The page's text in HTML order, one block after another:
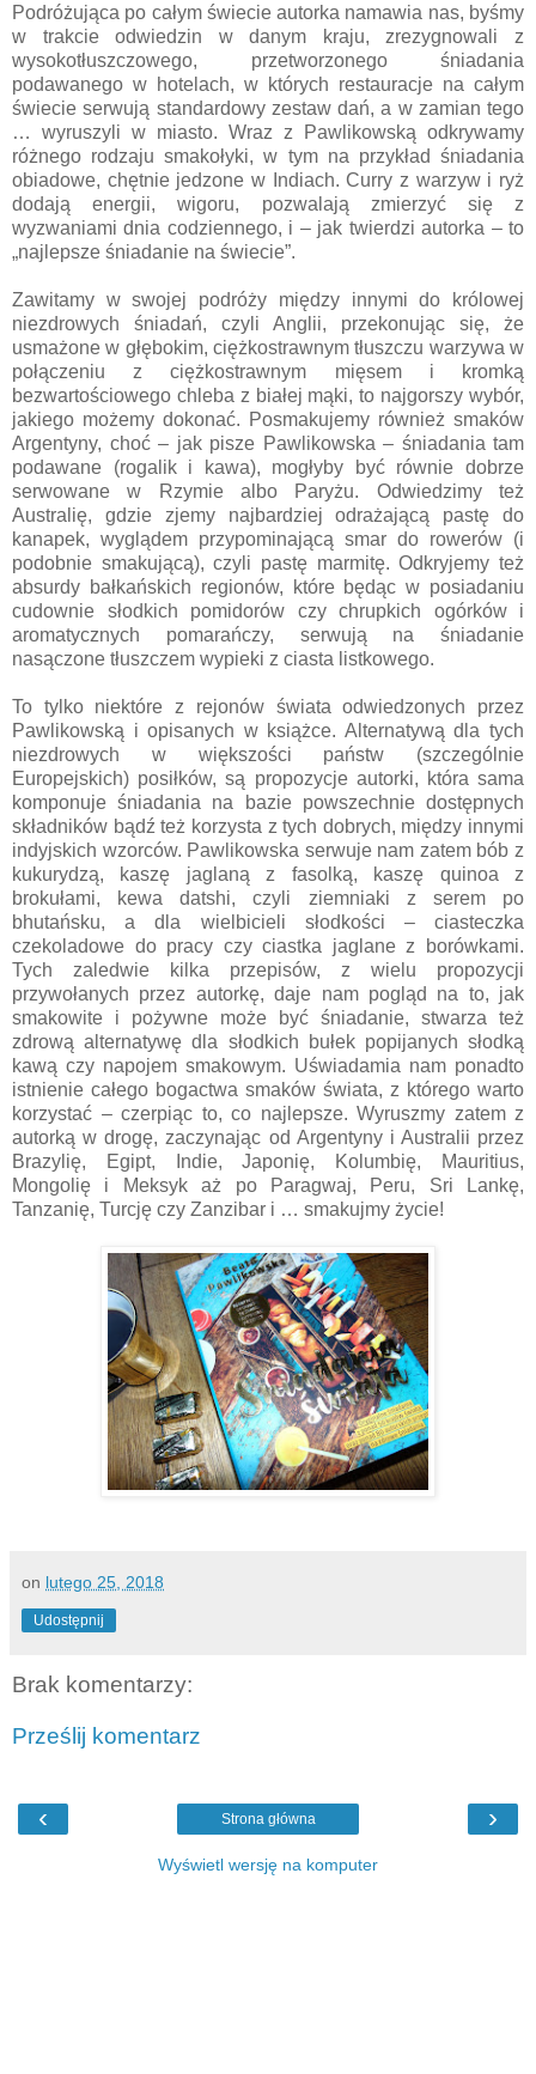
Podróżująca po całym świecie autorka namawia nas, byśmy
w trakcie odwiedzin w danym kraju, zrezygnowali z
wysokotłuszczowego, przetworzonego śniadania
podawanego w hotelach, w których restauracje na całym
świecie serwują standardowy zestaw dań, a w zamian tego
… wyruszyli w miasto. Wraz z Pawlikowską odkrywamy
różnego rodzaju smakołyki, w tym na przykład śniadania
obiadowe, chętnie jedzone w Indiach. Curry z warzyw i ryż
dodają energii, wigoru, pozwalają zmierzyć się z
wyzwaniami dnia codziennego, i – jak twierdzi autorka – to
„najlepsze śniadanie na świecie”.
Zawitamy w swojej podróży między innymi do królowej
niezdrowych śniadań, czyli Anglii, przekonując się, że
usmażone w głębokim, ciężkostrawnym tłuszczu warzywa w
połączeniu z ciężkostrawnym mięsem i kromką
bezwartościowego chleba z białej mąki, to najgorszy wybór,
jakiego możemy dokonać. Posmakujemy również smaków
Argentyny, choć – jak pisze Pawlikowska – śniadania tam
podawane (rogalik i kawa), mogłyby być równie dobrze
serwowane w Rzymie albo Paryżu. Odwiedzimy też
Australię, gdzie zjemy najbardziej odrażającą pastę do
kanapek, wyglądem przypominającą smar do rowerów (i
podobnie smakującą), czyli pastę marmitę. Odkryjemy też
absurdy bałkańskich regionów, które będąc w posiadaniu
cudownie słodkich pomidorów czy chrupkich ogórków i
aromatycznych pomarańczy, serwują na śniadanie
nasączone tłuszczem wypieki z ciasta listkowego.
To tylko niektóre z rejonów świata odwiedzonych przez
Pawlikowską i opisanych w książce. Alternatywą dla tych
niezdrowych w większości państw (szczególnie
Europejskich) posiłków, są propozycje autorki, która sama
komponuje śniadania na bazie powszechnie dostępnych
składników bądź też korzysta z tych dobrych, między innymi
indyjskich wzorców. Pawlikowska serwuje nam zatem bób z
kukurydzą, kaszę jaglaną z fasolką, kaszę quinoa z
brokułami, kewa datshi, czyli ziemniaki z serem po
bhutańsku, a dla wielbicieli słodkości – ciasteczka
czekoladowe do pracy czy ciastka jaglane z borówkami.
Tych zaledwie kilka przepisów, z wielu propozycji
przywołanych przez autorkę, daje nam pogląd na to, jak
smakowite i pożywne może być śniadanie, stwarza też
zdrową alternatywę dla słodkich bułek popijanych słodką
kawą czy napojem smakowym. Uświadamia nam ponadto
istnienie całego bogactwa smaków świata, z którego warto
korzystać – czerpiąc to, co najlepsze. Wyruszmy zatem z
autorką w drogę, zaczynając od Argentyny i Australii przez
Brazylię, Egipt, Indie, Japonię, Kolumbię, Mauritius,
Mongolię i Meksyk aż po Paragwaj, Peru, Sri Lankę,
Tanzanię, Turcję czy Zanzibar i … smakujmy życie!
on lutego 25, 2018
Udostępnij
Brak komentarzy:
Prześlij komentarz
‹ ›
Strona główna
Wyświetl wersję na komputer